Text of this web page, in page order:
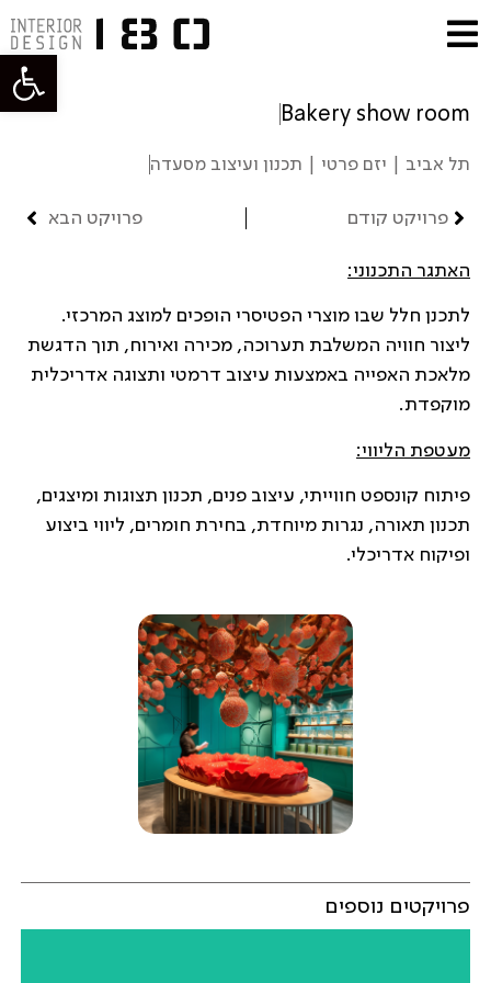
פתח
Bakery show room
תל אביב | יזם פרטי | תכנון ועיצוב מסעדה
פרויקט קודם פרויקט הבא
האתגר התכנוני:
לתכנן חלל שבו מוצרי הפטיסרי הופכים למוצג המרכזי.
ליצור חוויה המשלבת תערוכה, מכירה ואירוח, תוך הדגשת
מלאכת האפייה באמצעות עיצוב דרמטי ותצוגה אדריכלית
מוקפדת.
מעטפת הליווי:
פיתוח קונספט חווייתי, עיצוב פנים, תכנון תצוגות ומיצגים,
תכנון תאורה, נגרות מיוחדת, בחירת חומרים, ליווי ביצוע
ופיקוח אדריכלי.
פרויקטים נוספים